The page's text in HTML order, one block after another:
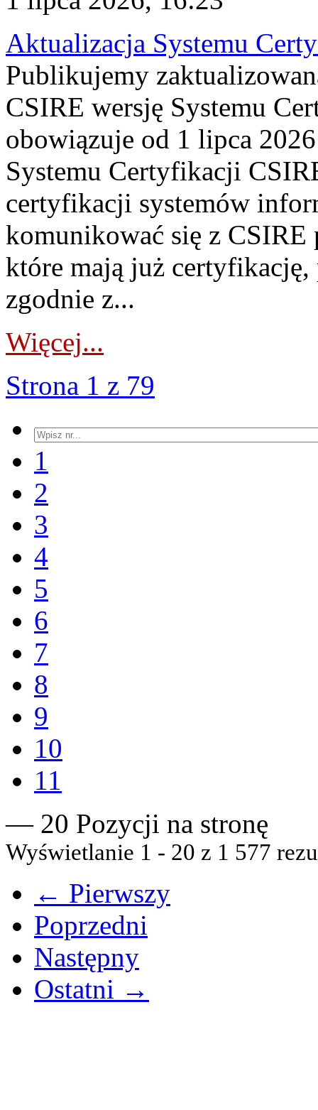
Aktualizacja Systemu
Publikujemy
CSIRE wersję Systemu
obowiązuje od 1 lipca
Systemu Certyfikacji
certyfikacji systemów
komunikować się z
które mają już
zgodnie z...
Więcej...
Strona 1 z 79
1
2
3
4
5
6
7
8
9
10
11
— 20 Pozycji na stronę
Wyświetlanie 1 - 20 z 1 577
← Pierwszy
Poprzedni
Następny
Ostatni →